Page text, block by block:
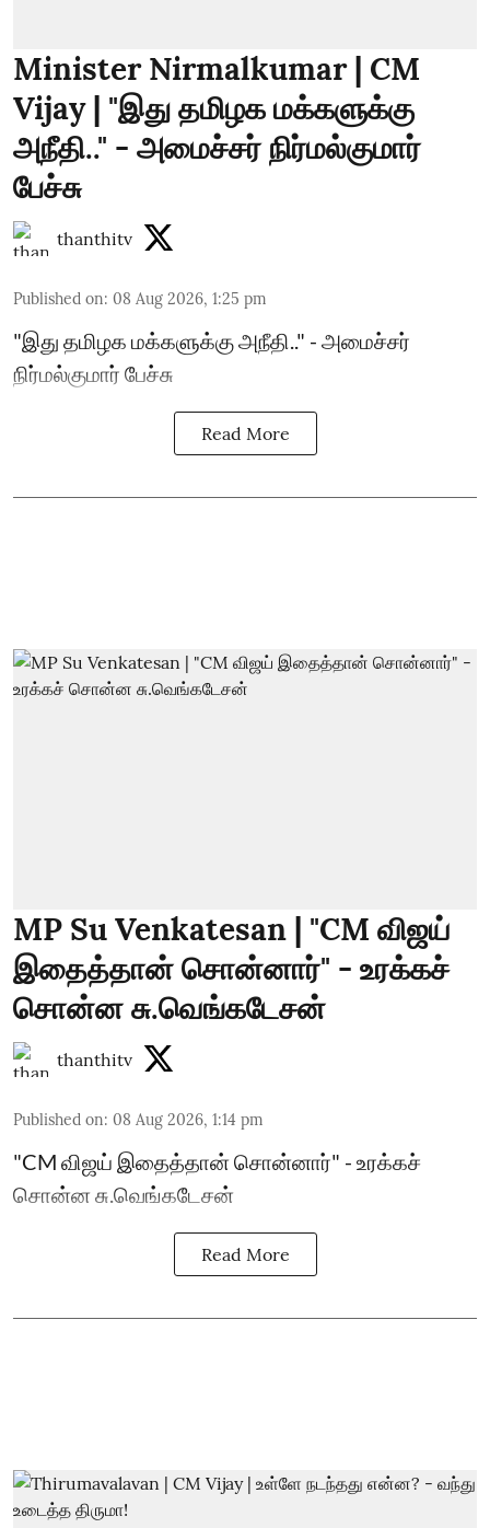
Minister Nirmalkumar | CM
Vijay | "இது தமிழக மக்களுக்கு
அநீதி.." - அமைச்சர் நிர்மல்குமார்
பேச்சு
thanthitv
Published on: 08 Aug 2026, 1:25 pm
"இது தமிழக மக்களுக்கு அநீதி.." - அமைச்சர்
நிர்மல்குமார் பேச்சு
Read More
MP Su Venkatesan | "CM விஜய்
இதைத்தான் சொன்னார்" - உரக்கச்
சொன்ன சு.வெங்கடேசன்
thanthitv
Published on: 08 Aug 2026, 1:14 pm
"CM விஜய் இதைத்தான் சொன்னார்" - உரக்கச்
சொன்ன சு.வெங்கடேசன்
Read More